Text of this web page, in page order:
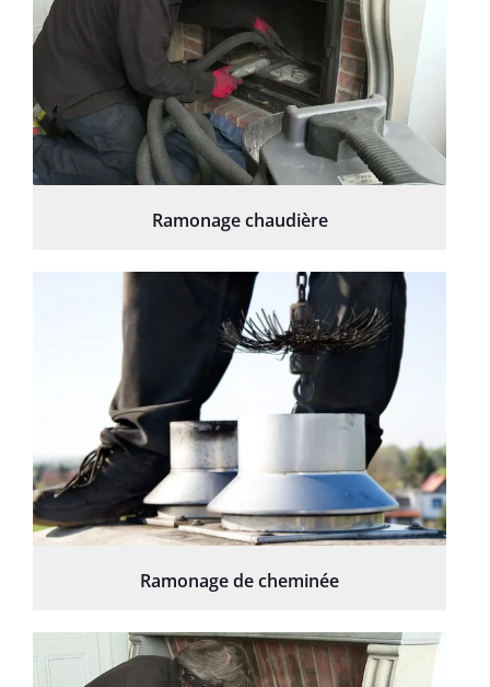
Ramonage chaudière
Ramonage de cheminée